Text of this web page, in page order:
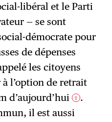
libéral et le Parti
— se sont
démocrate pour
de dépenses
les citoyens
l’option de retrait
d’aujourd’hui
2 .
il est aussi